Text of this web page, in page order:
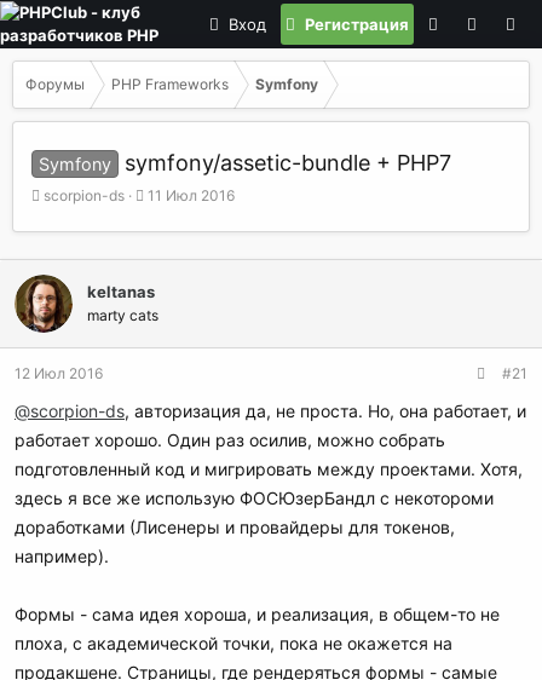
Вход Регистрация
Форумы PHP Frameworks Symfony
Symfony symfony/assetic-bundle + PHP7
А
т
о
р
т
е
м
ы
scorpion-ds
Д
т
а
а
ч
а
11 Июл 2016
keltanas
marty cats
12 Июл 2016 #21
@scorpion-ds, авторизация да, не проста. Но, она работает, и
работает хорошо. Один раз осилив, можно собрать
подготовленный код и мигрировать между проектами. Хотя,
здесь я все же использую ФОСЮзерБандл с некотороми
доработками (Лисенеры и провайдеры для токенов,
например).
Формы - сама идея хороша, и реализация, в общем-то не
плоха, с академической точки, пока не окажется на
продакшене. Страницы, где рендеряться формы - самые